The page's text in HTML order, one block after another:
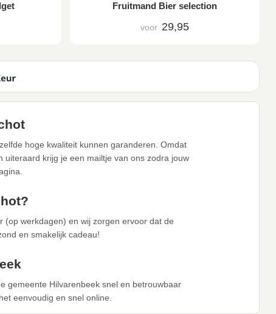
Fruitmand Bier selection
voor 29,95
hoge kwaliteit kunnen garanderen. Omdat
krijg je een mailtje van ons zodra jouw
werkdagen) en wij zorgen ervoor dat de
en smakelijk cadeau!
gemeente Hilvarenbeek snel en betrouwbaar
eenvoudig en snel online.